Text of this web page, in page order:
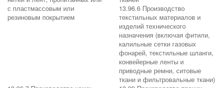
с пластмассовым или
резиновым покрытием
13.96.6 Производство
текстильных материалов и
изделий технического
назначения (включая фитили,
калильные сетки газовых
фонарей, текстильные шланги,
конвейерные ленты и
приводные ремни, ситовые
ткани и фильтровальные ткани)